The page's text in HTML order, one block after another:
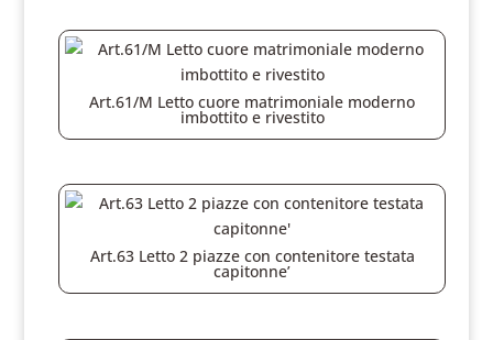
Art.61/M Letto cuore matrimoniale moderno
imbottito e rivestito
Art.63 Letto 2 piazze con contenitore testata
capitonne’